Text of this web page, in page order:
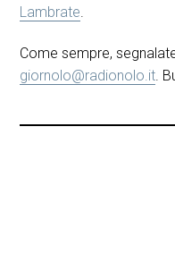
Lambrate.
Come sempre,
giornolo@radionolo.it.